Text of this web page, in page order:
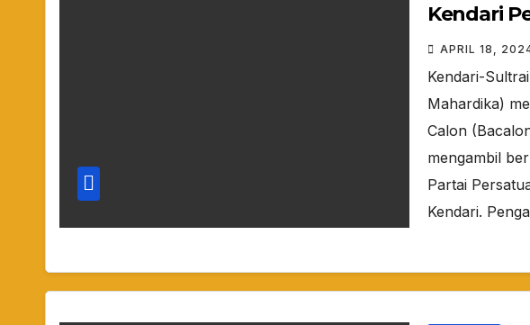
Kendari
Partai
APRIL 18,
Kendari-
Mahardika)
Calon
mengambil
Partai
Kendari.